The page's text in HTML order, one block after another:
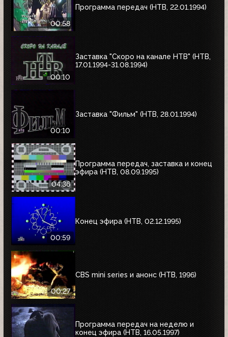
00:58
Программа передач (НТВ, 22.01.1994)
00:10
Заставка "Скоро на канале НТВ" (НТВ,
17.01.1994-31.08.1994)
00:10
Заставка "Фильм" (НТВ, 28.01.1994)
04:36
Программа передач, заставка и конец
эфира (НТВ, 08.09.1995)
00:59
Конец эфира (НТВ, 02.12.1995)
00:27
CBS mini series и анонс (НТВ, 1996)
Программа передач на неделю и
конец эфира (НТВ, 16.05.1997)